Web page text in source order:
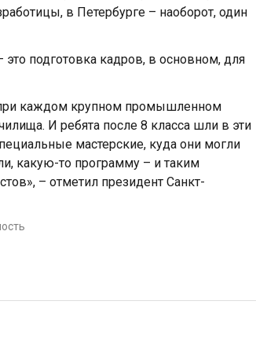
в Петербурге – наоборот, один
подготовка кадров, в основном, для
каждом крупном промышленном
И ребята после 8 класса шли в эти
мастерские, куда они могли
какую-то программу – и таким
– отметил президент Санкт-